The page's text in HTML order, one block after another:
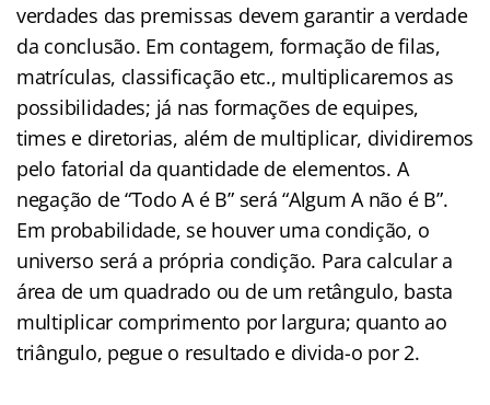
verdades das premissas devem garantir a verdade
da conclusão. Em contagem, formação de filas,
matrículas, classificação etc., multiplicaremos as
possibilidades; já nas formações de equipes,
times e diretorias, além de multiplicar, dividiremos
pelo fatorial da quantidade de elementos. A
negação de “Todo A é B” será “Algum A não é B”.
Em probabilidade, se houver uma condição, o
universo será a própria condição. Para calcular a
área de um quadrado ou de um retângulo, basta
multiplicar comprimento por largura; quanto ao
triângulo, pegue o resultado e divida-o por 2.